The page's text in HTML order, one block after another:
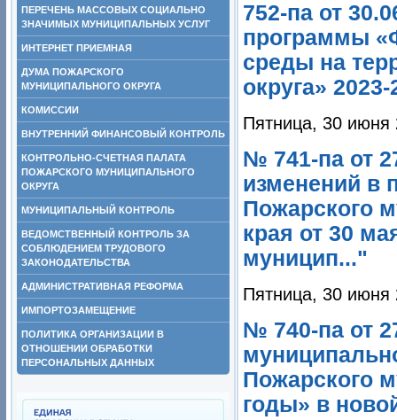
ПЕРЕЧЕНЬ МАССОВЫХ СОЦИАЛЬНО
ЗНАЧИМЫХ МУНИЦИПАЛЬНЫХ УСЛУГ
ИНТЕРНЕТ ПРИЕМНАЯ
ДУМА ПОЖАРСКОГО
МУНИЦИПАЛЬНОГО ОКРУГА
КОМИССИИ
ВНУТРЕННИЙ ФИНАНСОВЫЙ КОНТРОЛЬ
КОНТРОЛЬНО-СЧЕТНАЯ ПАЛАТА
ПОЖАРСКОГО МУНИЦИПАЛЬНОГО
ОКРУГА
МУНИЦИПАЛЬНЫЙ КОНТРОЛЬ
ВЕДОМСТВЕННЫЙ КОНТРОЛЬ ЗА
СОБЛЮДЕНИЕМ ТРУДОВОГО
ЗАКОНОДАТЕЛЬСТВА
АДМИНИСТРАТИВНАЯ РЕФОРМА
ИМПОРТОЗАМЕЩЕНИЕ
ПОЛИТИКА ОРГАНИЗАЦИИ В
ОТНОШЕНИИ ОБРАБОТКИ
ПЕРСОНАЛЬНЫХ ДАННЫХ
752-па от
программы
среды на
округа»
Пятница, 30 июня
№ 741-па от
изменений в
Пожарского
края от 30
муницип..."
Пятница, 30 июня
№ 740-па от
Пожарского
годы» в